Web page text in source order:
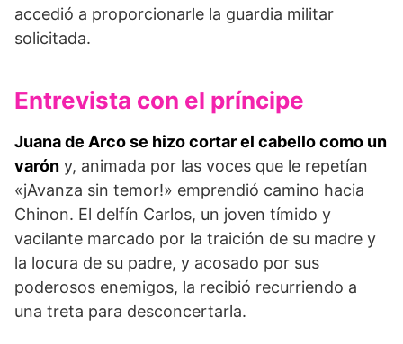
accedió a proporcionarle la guardia militar
solicitada.
Entrevista con el príncipe
Juana de Arco se hizo cortar el cabello como un
varón y, animada por las voces que le repetían
«jAvanza sin temor!» emprendió camino hacia
Chinon. El delfín Carlos, un joven tímido y
vacilante marcado por la traición de su madre y
la locura de su padre, y acosado por sus
poderosos enemigos, la recibió recurriendo a
una treta para desconcertarla.